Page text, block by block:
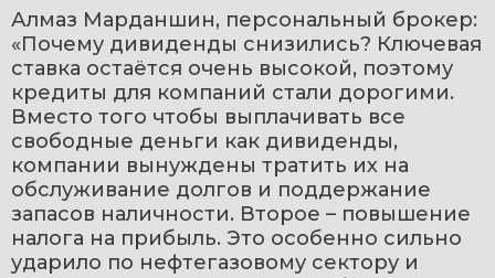
«Почему дивиденды снизились? Ключевая
ставка остаётся очень высокой, поэтому
кредиты для компаний стали дорогими.
Вместо того чтобы выплачивать все
свободные деньги как дивиденды,
компании вынуждены тратить их на
обслуживание долгов и поддержание
запасов наличности. Второе – повышение
налога на прибыль. Это особенно сильно
ударило по нефтегазовому сектору и